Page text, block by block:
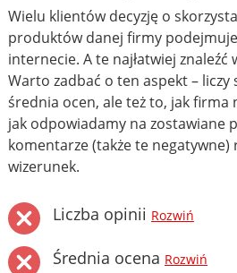
Wielu klientów decyzję o
produktów danej firmy
internecie. A te najłatwiej znaleźć
Warto zadbać o ten aspekt – liczy
średnia ocen, ale też to, jak firma
jak odpowiadamy na zostawiane
komentarze (także te negatywne)
wizerunek.
Liczba opinii Rozwiń
Średnia ocena Rozwiń